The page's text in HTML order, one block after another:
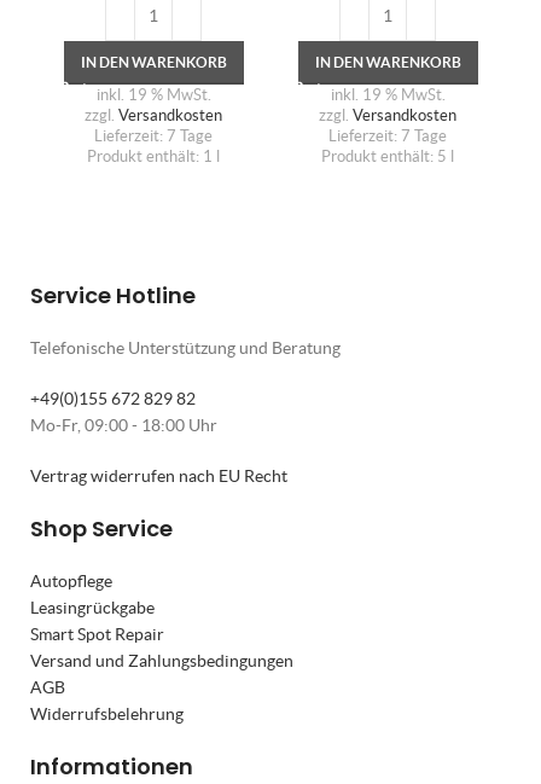
IN DEN WARENKORB
inkl. 19 % MwSt.
zzgl. Versandkosten
Lieferzeit: 7 Tage
Produkt enthält: 1
IN DEN WARENKORB
inkl. 19 % MwSt.
zzgl. Versandkosten
Lieferzeit: 7 Tage
Produkt enthält: 5
Service Hotline
Telefonische Unterstützung und Beratung
+49(0)155 672 829 82
Mo-Fr, 09:00 - 18:00 Uhr
Vertrag widerrufen nach EU Recht
Shop Service
Autopflege
Leasingrückgabe
Smart Spot Repair
Versand und Zahlungsbedingungen
AGB
Widerrufsbelehrung
Informationen